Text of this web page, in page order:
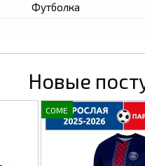
Футболка
Новые
COME